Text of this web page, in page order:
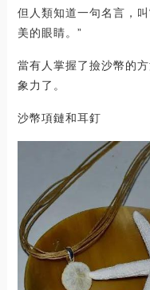
但人類知道一句名言，
美的眼睛。”
當有人掌握了撿沙幣的
象力了。
沙幣項鏈和耳釘